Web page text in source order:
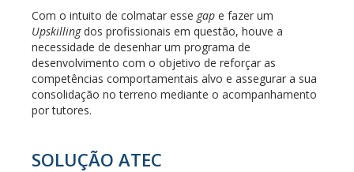
Com o intuito de colmatar esse gap e fazer um
Upskillingdos profissionais em questão, houve a
necessidade de desenhar um programa de
desenvolvimento com o objetivo de reforçar as
competências comportamentais alvo e assegurar a sua
consolidação no terreno mediante o acompanhamento
por tutores.
SOLUÇÃO ATEC